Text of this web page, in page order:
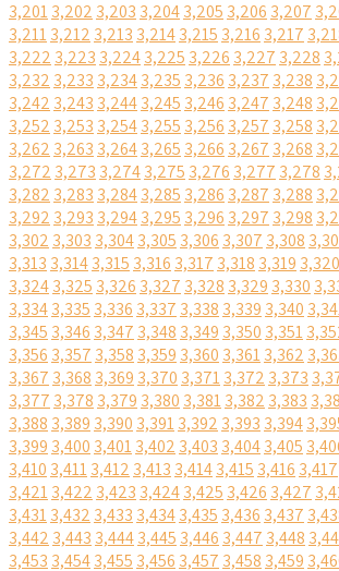
3,2013,202 3,203 3,2043,205 3,206 3,207
3,2113,212 3,213 3,2143,215 3,216 3,217
3,222 3,223 3,2243,225 3,226 3,227 3,228
3,232 3,233 3,2343,235 3,236 3,237 3,238
3,242 3,243 3,2443,245 3,246 3,247 3,248
3,252 3,253 3,2543,255 3,256 3,257 3,258
3,262 3,263 3,2643,265 3,266 3,267 3,268
3,272 3,273 3,2743,275 3,276 3,277 3,278
3,282 3,283 3,2843,285 3,286 3,287 3,288
3,292 3,293 3,2943,295 3,296 3,297 3,298
3,302 3,303 3,3043,305 3,306 3,307 3,308
3,313 3,3143,315 3,316 3,317 3,318 3,319 3,320
3,3243,325 3,326 3,327 3,328 3,329 3,330
3,3343,335 3,336 3,337 3,338 3,339 3,340
3,345 3,346 3,347 3,348 3,349 3,350 3,351
3,356 3,357 3,358 3,359 3,360 3,3613,362
3,367 3,368 3,369 3,370 3,3713,372 3,373
3,377 3,378 3,379 3,380 3,3813,382 3,383
3,388 3,389 3,390 3,3913,392 3,393 3,394
3,399 3,400 3,4013,402 3,403 3,4043,405
3,410 3,4113,412 3,413 3,4143,415 3,416 3,417
3,4213,422 3,423 3,4243,425 3,426 3,427
3,4313,432 3,433 3,4343,435 3,436 3,437
3,442 3,443 3,4443,445 3,446 3,447 3,448
3,453 3,4543,455 3,456 3,457 3,458 3,459